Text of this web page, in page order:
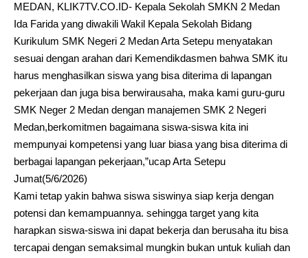
MEDAN, KLIK7TV.CO.ID- Kepala Sekolah SMKN 2 Medan
Ida Farida yang diwakili Wakil Kepala Sekolah Bidang
Kurikulum SMK Negeri 2 Medan Arta Setepu menyatakan
sesuai dengan arahan dari Kemendikdasmen bahwa SMK itu
harus menghasilkan siswa yang bisa diterima di lapangan
pekerjaan dan juga bisa berwirausaha, maka kami guru-guru
SMK Neger 2 Medan dengan manajemen SMK 2 Negeri
Medan,berkomitmen bagaimana siswa-siswa kita ini
mempunyai kompetensi yang luar biasa yang bisa diterima di
berbagai lapangan pekerjaan,”ucap Arta Setepu
Jumat(5/6/2026)
Kami tetap yakin bahwa siswa siswinya siap kerja dengan
potensi dan kemampuannya. sehingga target yang kita
harapkan siswa-siswa ini dapat bekerja dan berusaha itu bisa
tercapai dengan semaksimal mungkin bukan untuk kuliah dan